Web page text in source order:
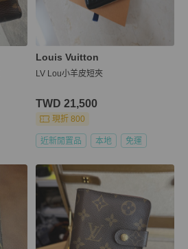
Louis Vuitton
LV Lou小羊皮短夾
TWD 21,500
現折 800
近新閒置品 本地 免運